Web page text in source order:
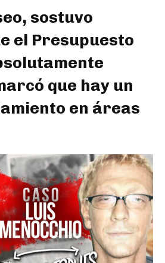
sostuvo
el Presupuesto
que hay un
en áreas